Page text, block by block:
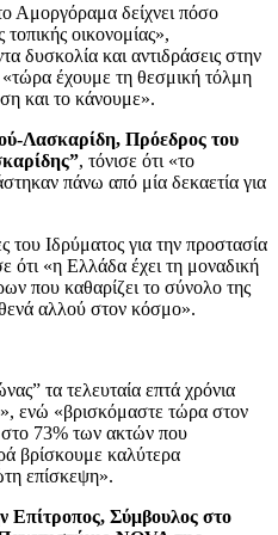
Αμοργόραμα δείχνει πόσο
οικονομίας»,
δυσκολία και αντιδράσεις στην
έχουμε τη θεσμική τόλμη
και το κάνουμε».
Λασκαρίδη, Πρόεδρος του
, τόνισε ότι «το
πάνω από μία δεκαετία για
του Ιδρύματος για την προστασία
ότι «η Ελλάδα έχει τη μοναδική
που καθαρίζει το σύνολο της
αλλού στον κόσμο».
τα τελευταία επτά χρόνια
ενώ «βρισκόμαστε τώρα στον
73% των ακτών που
βρίσκουμε καλύτερα
επίσκεψη».
Επίτροπος, Σύμβουλος στο